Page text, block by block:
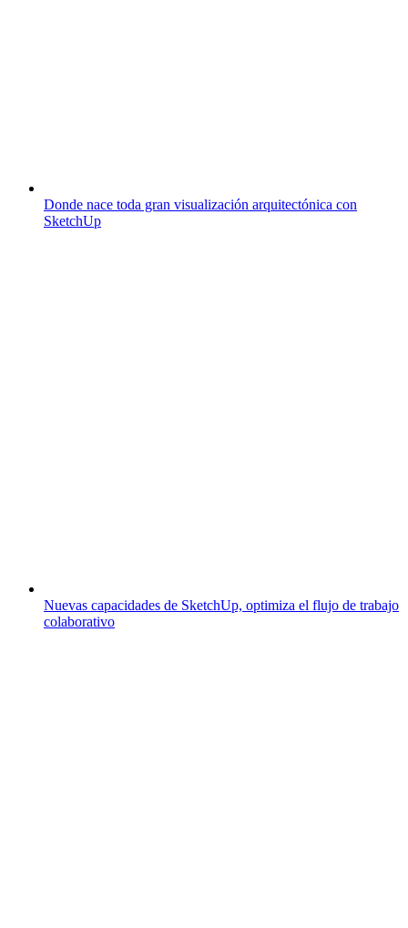
Donde nace toda gran visualización arquitectónica con
SketchUp
Nuevas capacidades de SketchUp, optimiza el flujo de trabajo
colaborativo